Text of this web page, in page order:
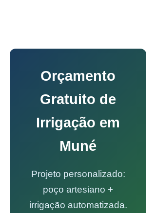
Orçamento
Gratuito de
Irrigação em
Muné
Projeto personalizado:
poço artesiano +
irrigação automatizada.